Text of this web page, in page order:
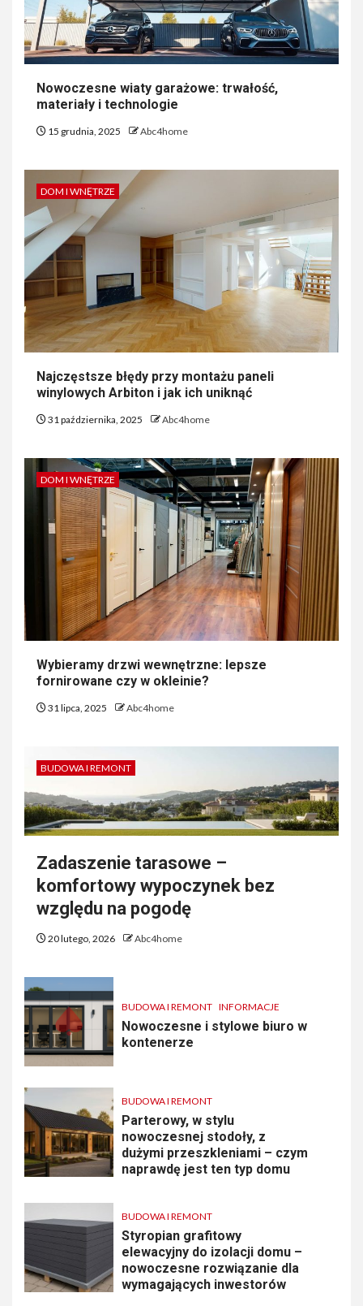
Nowoczesne wiaty garażowe: trwałość,
materiały i technologie
15 grudnia, 2025 Abc4home
DOM I WNĘTRZE
Najczęstsze błędy przy montażu paneli
winylowych Arbiton i jak ich uniknąć
31 października, 2025 Abc4home
DOM I WNĘTRZE
Wybieramy drzwi wewnętrzne: lepsze
fornirowane czy w okleinie?
31 lipca, 2025 Abc4home
BUDOWA I REMONT
Zadaszenie tarasowe –
komfortowy wypoczynek bez
względu na pogodę
20 lutego, 2026 Abc4home
BUDOWA I REMONT INFORMACJE
Nowoczesne i stylowe biuro w
kontenerze
BUDOWA I REMONT
Parterowy, w stylu
nowoczesnej stodoły, z
dużymi przeszkleniami – czym
naprawdę jest ten typ domu
BUDOWA I REMONT
Styropian grafitowy
elewacyjny do izolacji domu –
nowoczesne rozwiązanie dla
wymagających inwestorów